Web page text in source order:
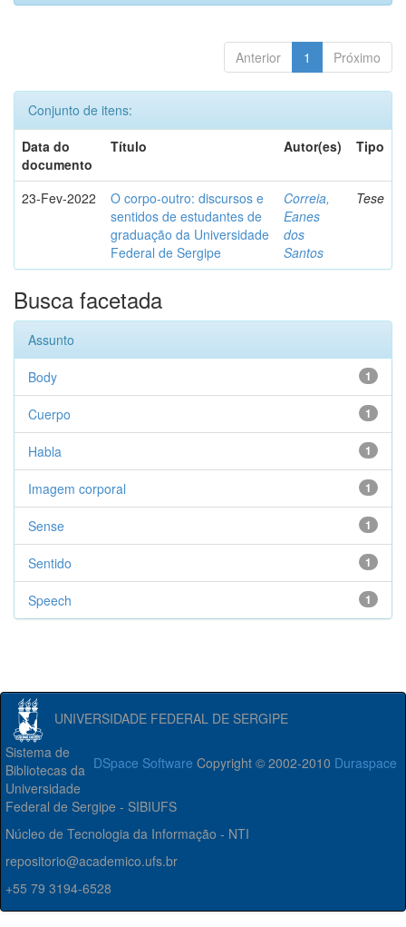
Anterior 1 Próximo
Conjunto de itens:
Data do
documento
Título Autor(es) Tipo
23-Fev-2022
O corpo-outro: discursos e
sentidos de estudantes de
graduação da Universidade
Federal de Sergipe
Correia,
Eanes
dos
Santos
Tese
Busca facetada
Assunto
1
Body
1
Cuerpo
1
Habla
1
Imagem corporal
1
Sense
1
Sentido
1
Speech
UNIVERSIDADE FEDERAL DE SERGIPE
DSpace Software Copyright © 2002-2010 Duraspace
Sistema de
Bibliotecas da
Universidade
Federal de Sergipe - SIBIUFS
Núcleo de Tecnologia da Informação - NTI
repositorio@academico.ufs.br
+55 79 3194-6528